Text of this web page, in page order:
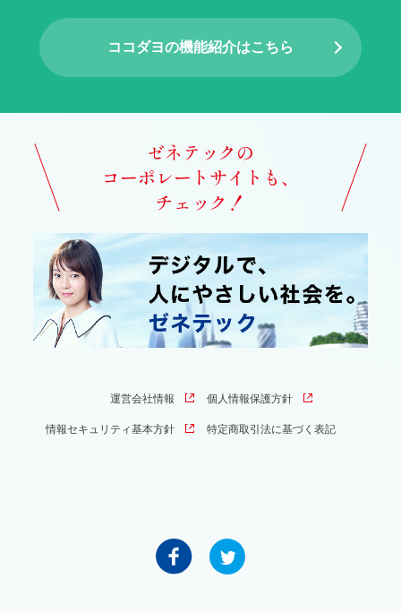
ココダヨの機能紹介はこちら
ゼネテックの
コーポレートサイトも、
チェック！
運営会社情報 個人情報保護方針
情報セキュリティ基本方針 特定商取引法に基づく表記